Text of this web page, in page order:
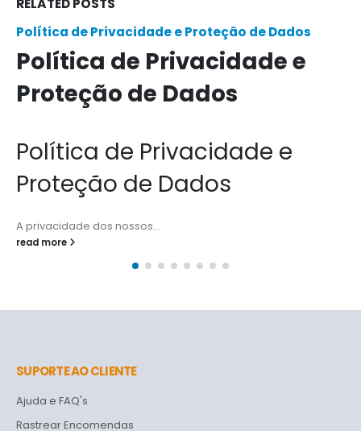
RELATEDPOSTS
Política de Privacidade e Proteção de Dados
Política de Privacidade e
Proteção de Dados
Política de Privacidade e
Proteção de Dados
A privacidade dos nossos...
read more
SUPORTE AO CLIENTE
Ajuda e FAQ's
Rastrear Encomendas